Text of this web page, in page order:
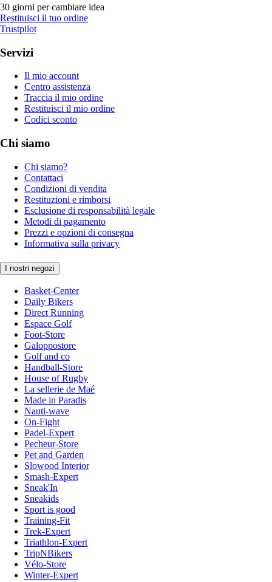
30 giorni per cambiare idea
Restituisci il tuo ordine
Trustpilot
Servizi
Il mio account
Centro assistenza
Traccia il mio ordine
Restituisci il mio ordine
Codici sconto
Chi siamo
Chi siamo?
Contattaci
Condizioni di vendita
Restituzioni e rimborsi
Esclusione di responsabilità legale
Metodi di pagamento
Prezzi e opzioni di consegna
Informativa sulla privacy
I nostri negozi
Basket-Center
Daily Bikers
Direct Running
Espace Golf
Foot-Store
Galoppostore
Golf and co
Handball-Store
House of Rugby
La sellerie de Maé
Made in Paradis
Nauti-wave
On-Fight
Padel-Expert
Pecheur-Store
Pet and Garden
Slowood Interior
Smash-Expert
Sneak'In
Sneakids
Sport is good
Training-Fit
Trek-Expert
Triathlon-Expert
TripNBikers
Vélo-Store
Winter-Expert